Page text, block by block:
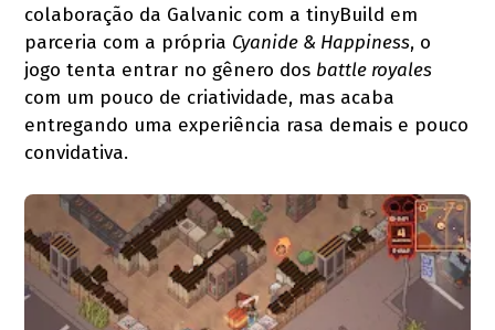
colaboração da Galvanic com a tinyBuild em
parceria com a própria Cyanide & Happiness, o
jogo tenta entrar no gênero dos battle royales
com um pouco de criatividade, mas acaba
entregando uma experiência rasa demais e pouco
convidativa.